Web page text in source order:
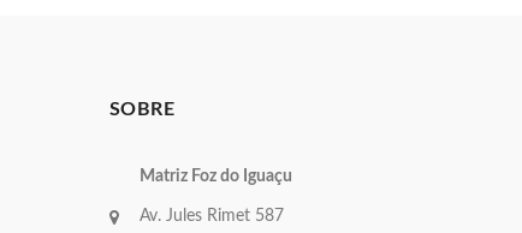
SOBRE
Matriz Foz do Iguaçu
Av. Jules Rimet 587